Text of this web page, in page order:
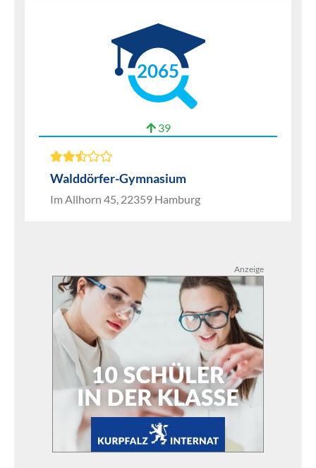
2065
39
Walddörfer-Gymnasium
Im Allhorn 45, 22359 Hamburg
Anzeige